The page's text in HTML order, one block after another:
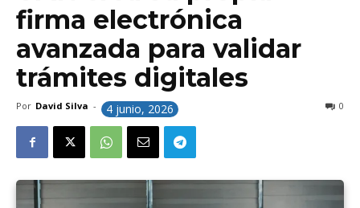
firma electrónica
avanzada para validar
trámites digitales
Por David Silva - 4 junio, 2026 0